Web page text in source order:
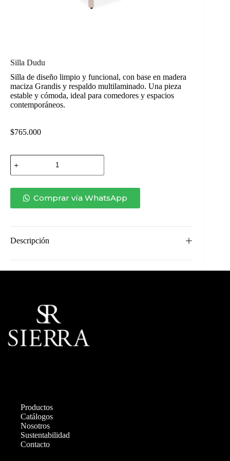
Silla Dudu
Silla de diseño limpio y funcional, con base en madera
maciza Grandis y respaldo multilaminado. Una pieza
estable y cómoda, ideal para comedores y espacios
contemporáneos.
$765.000
Silla
Dudu
cantidad
Comprar vía WhatsApp
Descripción
Productos
Catálogos
Nosotros
Sustentabilidad
Contacto